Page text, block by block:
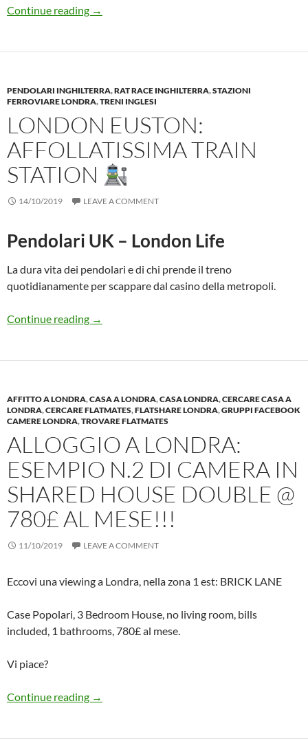
Continue reading Perfino gli IMMIGRATI se ne vanno dall’Italia
→
PENDOLARI INGHILTERRA,RAT RACE INGHILTERRA,STAZIONI
FERROVIARE LONDRA,TRENI INGLESI
LONDON EUSTON:
AFFOLLATISSIMA TRAIN
STATION
14/10/2019 LEAVE A COMMENT
Pendolari UK – London Life
La dura vita dei pendolari e di chi prende il treno
quotidianamente per scappare dal casino della metropoli.
Continue reading London Euston: Affollatissima Train station
→
AFFITTO A LONDRA,CASA A LONDRA,CASA LONDRA,CERCARE CASA A
LONDRA,CERCARE FLATMATES,FLATSHARE LONDRA,GRUPPI FACEBOOK
CAMERE LONDRA,TROVARE FLATMATES
ALLOGGIO A LONDRA:
ESEMPIO N.2 DI CAMERA IN
SHARED HOUSE DOUBLE @
780£ AL MESE!!!
11/10/2019 LEAVE A COMMENT
Eccovi una viewing a Londra, nella zona 1 est: BRICK LANE
Case Popolari, 3 Bedroom House, no living room, bills
included, 1 bathrooms, 780£ al mese.
Vi piace?
Continue reading Alloggio a Londra: Esempio n.2 di Camera in
→